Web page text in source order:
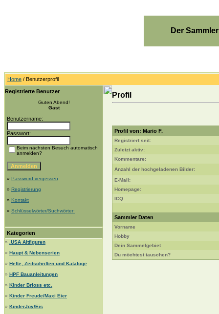
Der
Home / Benutzerprofil
Registrierte Benutzer
Guten Abend!
Gast
Benutzername:
Passwort:
Beim nächsten Besuch automatisch
anmelden?
» Password vergessen
» Registrierung
» Kontakt
» Schlüsselwörter/Suchwörter:
Kategorien
»
.USA Altfiguren
» Haupt & Nebenserien
» Hefte, Zeitschriften und Kataloge
» HPF Bauanleitungen
» Kinder Brioss etc.
» Kinder Freude/Maxi Eier
» KinderJoy/Eis
Profil
Profil von: Mario F.
Registriert seit:
Zuletzt aktiv:
Kommentare:
Anzahl der hochgeladenen Bilder:
E-Mail:
Homepage:
ICQ:
Sammler Daten
Vorname
Hobby
Dein Sammelgebiet
Du möchtest tauschen?